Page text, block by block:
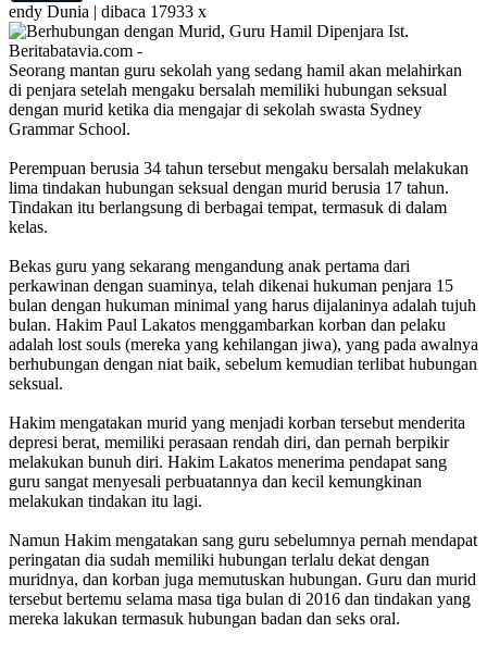
endy Dunia | dibaca 17933 x
Ist.
Beritabatavia.com -
Seorang mantan guru sekolah yang sedang hamil akan melahirkan
di penjara setelah mengaku bersalah memiliki hubungan seksual
dengan murid ketika dia mengajar di sekolah swasta Sydney
Grammar School.
Perempuan berusia 34 tahun tersebut mengaku bersalah melakukan
lima tindakan hubungan seksual dengan murid berusia 17 tahun.
Tindakan itu berlangsung di berbagai tempat, termasuk di dalam
kelas.
Bekas guru yang sekarang mengandung anak pertama dari
perkawinan dengan suaminya, telah dikenai hukuman penjara 15
bulan dengan hukuman minimal yang harus dijalaninya adalah tujuh
bulan. Hakim Paul Lakatos menggambarkan korban dan pelaku
adalah lost souls (mereka yang kehilangan jiwa), yang pada awalnya
berhubungan dengan niat baik, sebelum kemudian terlibat hubungan
seksual.
Hakim mengatakan murid yang menjadi korban tersebut menderita
depresi berat, memiliki perasaan rendah diri, dan pernah berpikir
melakukan bunuh diri. Hakim Lakatos menerima pendapat sang
guru sangat menyesali perbuatannya dan kecil kemungkinan
melakukan tindakan itu lagi.
Namun Hakim mengatakan sang guru sebelumnya pernah mendapat
peringatan dia sudah memiliki hubungan terlalu dekat dengan
muridnya, dan korban juga memutuskan hubungan. Guru dan murid
tersebut bertemu selama masa tiga bulan di 2016 dan tindakan yang
mereka lakukan termasuk hubungan badan dan seks oral.